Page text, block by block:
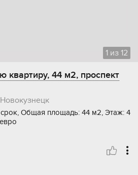
1 из 12
квартиру, 44 м2, проспект
срок, Общая площадь: 44 м2, Этаж: 4